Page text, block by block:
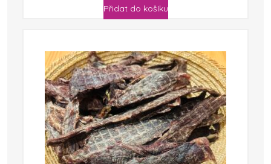
Přidat do košíku